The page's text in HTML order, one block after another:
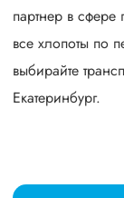
партнер в сфере
все хлопоты по
выбирайте
Екатеринбург.